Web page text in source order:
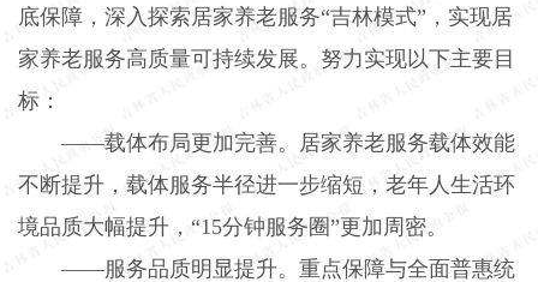
底保障，深入探索居家养老服务“吉林模式”，实现居
家养老服务高质量可持续发展。努力实现以下主要目
标：
——载体布局更加完善。居家养老服务载体效能
不断提升，载体服务半径进一步缩短，老年人生活环
境品质大幅提升，“15分钟服务圈”更加周密。
——服务品质明显提升。重点保障与全面普惠统